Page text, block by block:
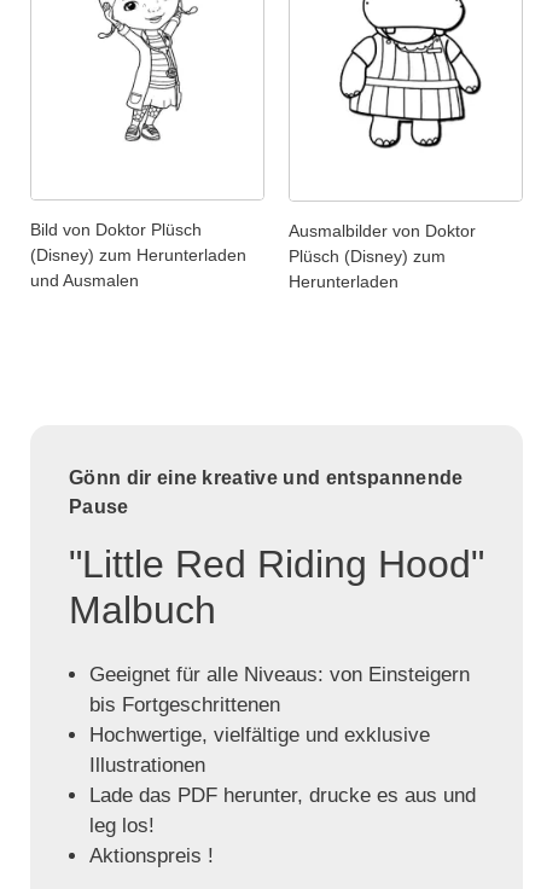
Bild von Doktor Plüsch
(Disney) zum Herunterladen
und Ausmalen
Ausmalbilder von Doktor
Plüsch (Disney) zum
Herunterladen
Gönn dir eine kreative und entspannende
Pause
"Little Red Riding Hood"
Malbuch
Geeignet für alle Niveaus: von Einsteigern
bis Fortgeschrittenen
Hochwertige, vielfältige und exklusive
Illustrationen
Lade das PDF herunter, drucke es aus und
leg los!
Aktionspreis !